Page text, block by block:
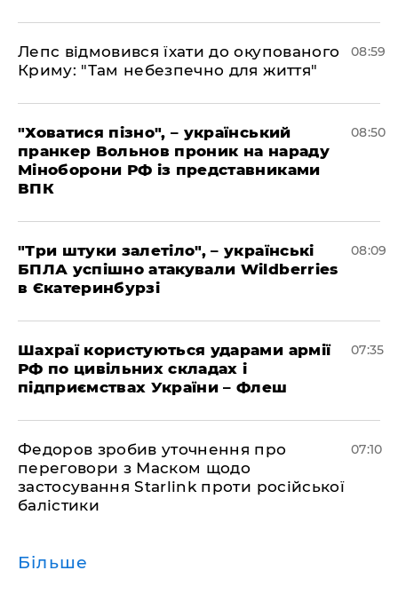
Лепс відмовився їхати до окупованого
Криму: "Там небезпечно для життя"
08:59
"Ховатися пізно", – український
пранкер Вольнов проник на нараду
Міноборони РФ із представниками
ВПК
08:50
"Три штуки залетіло", – українські
БПЛА успішно атакували Wildberries
в Єкатеринбурзі
08:09
Шахраї користуються ударами армії
РФ по цивільних складах і
підприємствах України – Флеш
07:35
Федоров зробив уточнення про
переговори з Маском щодо
застосування Starlink проти російської
балістики
07:10
Більше